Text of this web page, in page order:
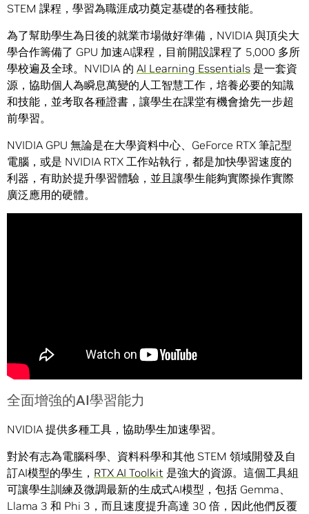
STEM 課程，學習為職涯成功奠定基礎的各種技能。
為了幫助學生為日後的就業市場做好準備，NVIDIA 與頂尖大
學合作籌備了 GPU 加速AI課程，目前開設課程了 5,000 多所
學校遍及全球。NVIDIA 的 AI Learning Essentials 是一套資
源，協助個人為瞬息萬變的人工智慧工作，培養必要的知識
和技能，並考取各種證書，讓學生在課堂有機會搶先一步超
前學習。
NVIDIA GPU 無論是在大學資料中心、GeForce RTX 筆記型
電腦，或是 NVIDIA RTX 工作站執行，都是加快學習速度的
利器，有助於提升學習體驗，並且讓學生能夠實際操作實際
廣泛應用的硬體。
全面增強的AI學習能力
NVIDIA 提供多種工具，協助學生加速學習。
對於有志為電腦科學、資料科學和其他 STEM 領域開發及自
訂AI模型的學生， RTX AI Toolkit 是強大的資源。這個工具組
可讓學生訓練及微調最新的生成式AI模型，包括 Gemma、
Llama 3 和 Phi 3，而且速度提升高達 30 倍，因此他們反覆